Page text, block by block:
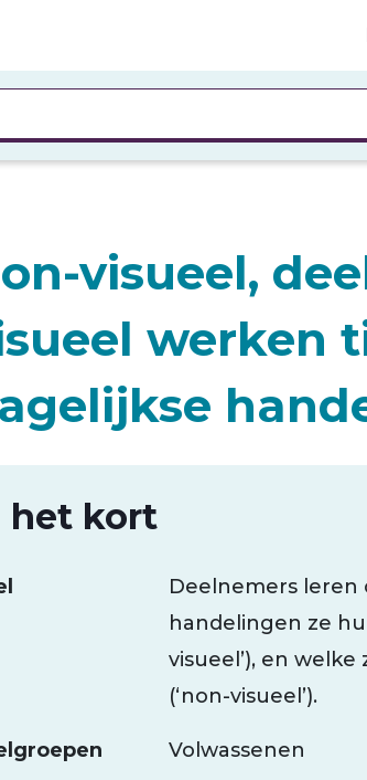
visueel,
werken
het kort
Deelnemers leren
handelingen ze
visueel’), en
(‘non-visueel’).
Volwassenen